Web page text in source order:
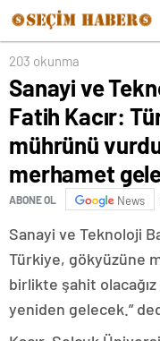
vurdukça adalet ve
203 okunma
Sanayi ve
Fatih Kacır:
mührünü
merhamet
ABONE OL News
Sanayi ve Teknoloji
Türkiye, gökyüzüne
birlikte şahit
yeniden gelecek.”